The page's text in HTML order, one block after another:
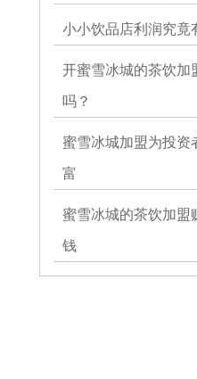
小小饮品店利润究竟
开蜜雪冰城的茶饮加
吗？
蜜雪冰城加盟为投资
富
蜜雪冰城的茶饮加盟
钱